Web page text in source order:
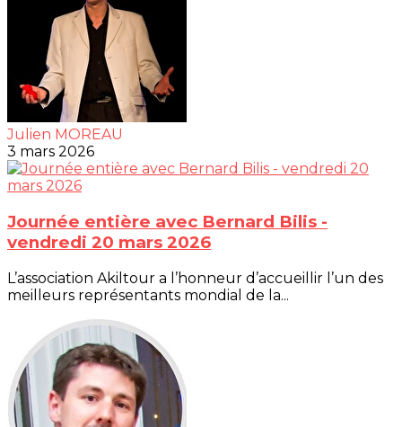
Julien MOREAU
3 mars 2026
Journée entière avec Bernard Bilis -
vendredi 20 mars 2026
L’association Akiltour a l’honneur d’accueillir l’un des
meilleurs représentants mondial de la...